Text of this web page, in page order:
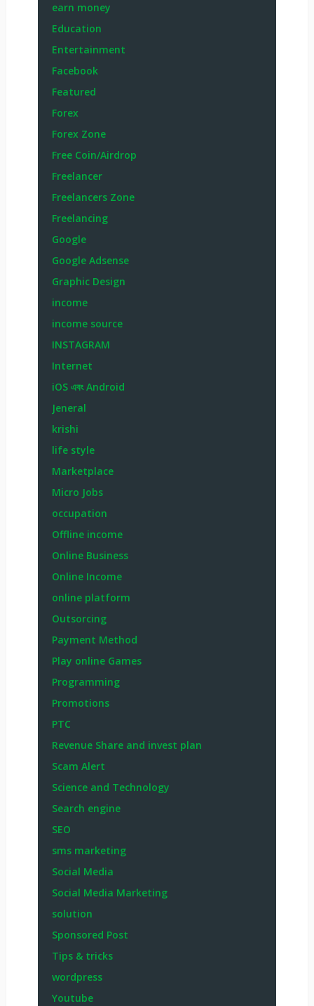
earn money
Education
Entertainment
Facebook
Featured
Forex
Forex Zone
Free Coin/Airdrop
Freelancer
Freelancers Zone
Freelancing
Google
Google Adsense
Graphic Design
income
income source
INSTAGRAM
Internet
iOS এবং Android
Jeneral
krishi
life style
Marketplace
Micro Jobs
occupation
Offline income
Online Business
Online Income
online platform
Outsorcing
Payment Method
Play online Games
Programming
Promotions
PTC
Revenue Share and invest plan
Scam Alert
Science and Technology
Search engine
SEO
sms marketing
Social Media
Social Media Marketing
solution
Sponsored Post
Tips & tricks
wordpress
Youtube